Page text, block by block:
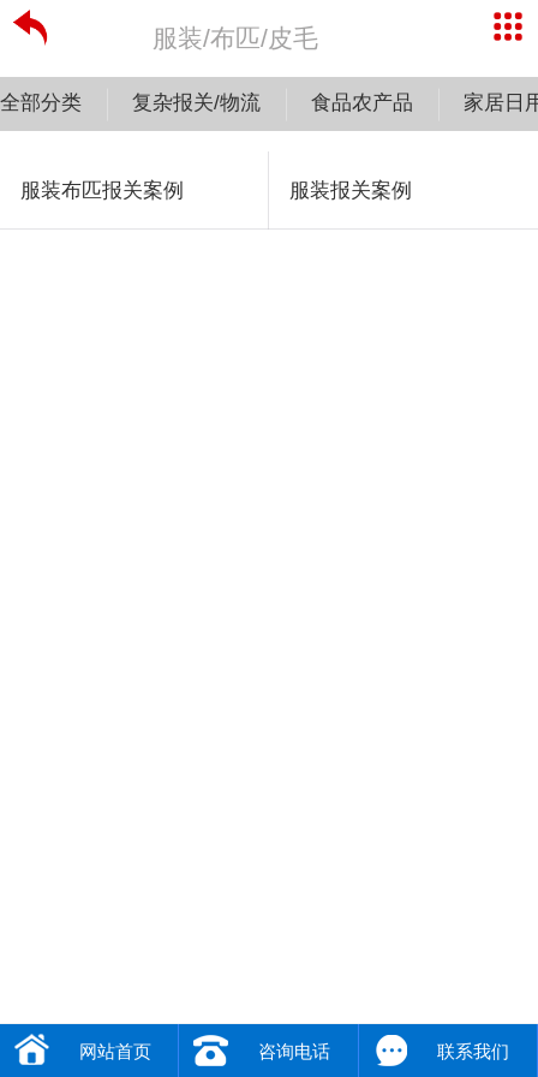
服装/布匹/皮毛
全部分类 复杂报关/物流 食品农产品 家居日
服装布匹报关案例 服装报关案例
网站首页 咨询电话 联系我们